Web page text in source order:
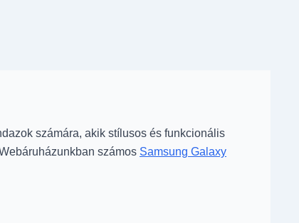
számára, akik stílusos és funkcionális
számos Samsung Galaxy